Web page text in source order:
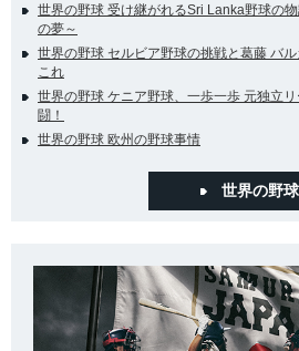
世界の野球 受け継がれるSri Lanka野球の
の夢～
世界の野球 セルビア野球の挑戦と葛藤 バ
これ
世界の野球 ケニア野球、一歩一歩 元独立
闘！
世界の野球 欧州の野球事情
世界の野球